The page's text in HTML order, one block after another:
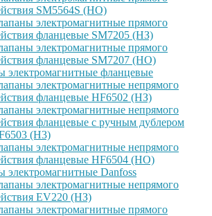
SM5564S (НО)
электромагнитные прямого
фланцевые SM7205 (НЗ)
электромагнитные прямого
фланцевые SM7207 (НО)
электромагнитные фланцевые
электромагнитные непрямого
фланцевые HF6502 (НЗ)
электромагнитные непрямого
фланцевые с ручным дублером
(Н3)
электромагнитные непрямого
фланцевые HF6504 (НО)
электромагнитные Danfoss
электромагнитные непрямого
EV220 (НЗ)
электромагнитные прямого